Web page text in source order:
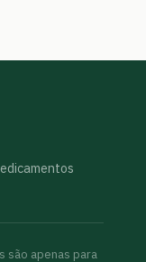
são apenas para